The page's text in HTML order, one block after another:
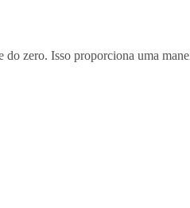
do zero. Isso proporciona uma